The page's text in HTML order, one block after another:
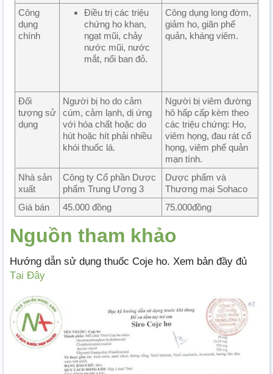
Công
dụng
chính
Điều trị các triệu
chứng ho khan,
ngạt mũi, chảy
nước mũi, nước
mắt, nổi ban đỏ.
Công dụng long đờm,
giảm ho, giãn phế
quản, kháng viêm.
Đối
tượng sử
dụng
Người bị ho do cảm
cúm, cảm lạnh, dị ứng
với hóa chất hoặc do
hút hoặc hít phải nhiều
khói thuốc lá.
Người bị viêm đường
hô hấp cấp kèm theo
các triệu chứng: Ho,
viêm họng, đau rát cổ
họng, viêm phế quản
mạn tính.
Nhà sản
xuất
Công ty Cổ phần Dược
phẩm Trung Ương 3
Dược phẩm và
Thương mại Sohaco
Giá bán
45.000 đồng 75.000đồng
Nguồn tham khảo
Hướng dẫn sử dụng thuốc Coje ho. Xem bản đầy đủ
Tại Đây